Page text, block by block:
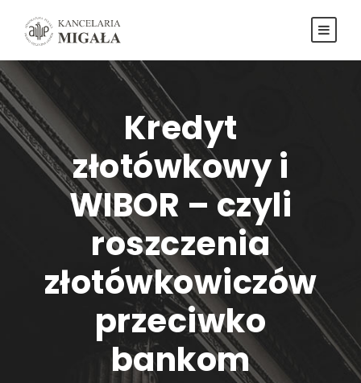
Kredyt
złotówkowy i
WIBOR – czyli
roszczenia
złotówkowiczów
przeciwko
bankom